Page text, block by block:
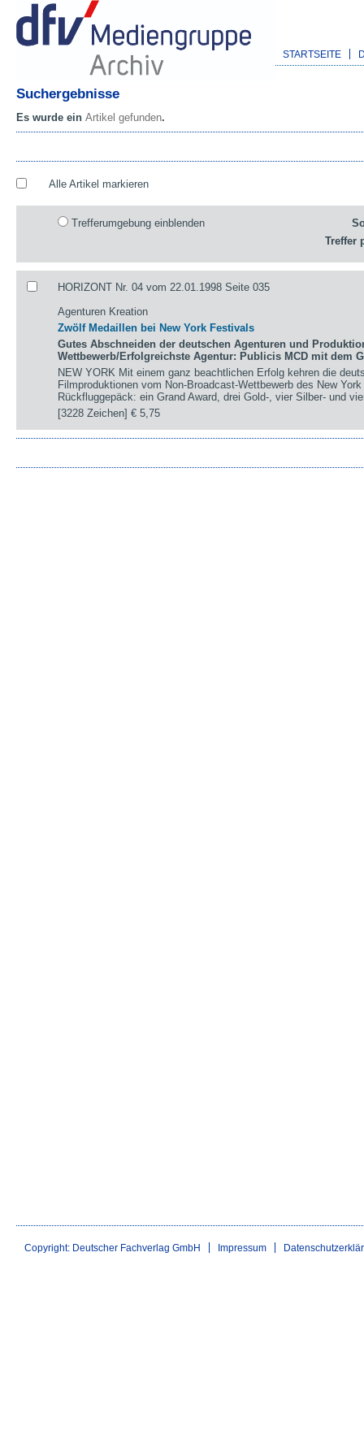
STARTSEITE
Suchergebnisse
Es wurde ein Artikel gefunden.
Alle Artikel markieren
Trefferumgebung einblenden
Treffer
HORIZONT Nr. 04 vom 22.01.1998 Seite 035
Agenturen Kreation
Zwölf Medaillen bei New York Festivals
Gutes Abschneiden der deutschen Agenturen und
Wettbewerb/Erfolgreichste Agentur: Publicis MCD mit dem
NEW YORK Mit einem ganz beachtlichen Erfolg kehren die
Filmproduktionen vom Non-Broadcast-Wettbewerb des New
Rückfluggepäck: ein Grand Award, drei Gold-, vier Silber- und
[3228 Zeichen]€ 5,75
Copyright: Deutscher Fachverlag GmbH Impressum